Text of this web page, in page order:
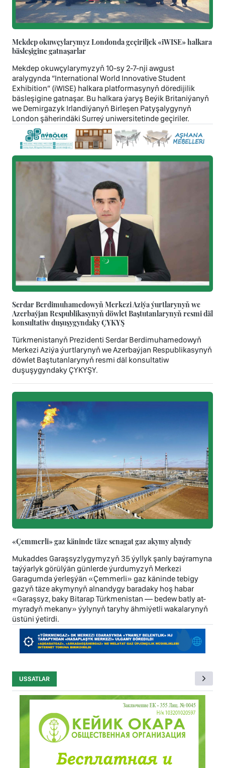
Mekdep okuwçylarymyz Londonda geçiriljek «iWISE» halkara
bäsleşigine gatnaşarlar
Mekdep okuwçylarymyzyň 10-sy 2-7-nji awgust
aralygynda “International World Innovative Student
Exhibition” (iWISE) halkara platformasynyň döredijilik
bäsleşigine gatnaşar. Bu halkara ýaryş Beýik Britaniýanyň
we Demirgazyk Irlandiýanyň Birleşen Patyşalygynyň
London şäherindäki Surreý uniwersitetinde geçiriler.
Serdar Berdimuhamedowyň Merkezi Aziýa ýurtlarynyň we
Azerbaýjan Respublikasynyň döwlet Baştutanlarynyň resmi däl
konsultatiw duşuşygyndaky ÇYKYŞ
Türkmenistanyň Prezidenti Serdar Berdimuhamedowyň
Merkezi Aziýa ýurtlarynyň we Azerbaýjan Respublikasynyň
döwlet Baştutanlarynyň resmi däl konsultatiw
duşuşygyndaky ÇYKYŞY.
«Çemmerli» gaz käninde täze senagat gaz akymy alyndy
Mukaddes Garaşsyzlygymyzyň 35 ýyllyk şanly baýramyna
taýýarlyk görülýän günlerde ýurdumyzyň Merkezi
Garagumda ýerleşýän «Çemmerli» gaz käninde tebigy
gazyň täze akymynyň alnandygy baradaky hoş habar
«Garaşsyz, baky Bitarap Türkmenistan — bedew batly at-
myradyň mekany» ýylynyň taryhy ähmiýetli wakalarynyň
üstüni ýetirdi.
USSATLAR